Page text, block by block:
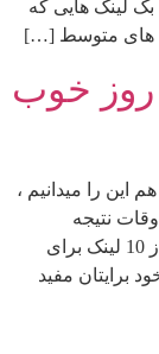
لینک هایی که
های متوسط […]
روز خوب
را میدانیم ،
نتیجه
معکوس خواهد داد . سعی کنید در یک روز بیش از 10 لینک برای
برایتان مفید